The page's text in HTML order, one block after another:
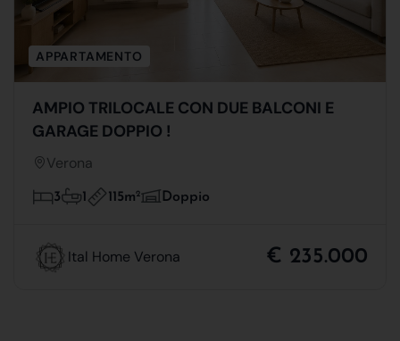
APPARTAMENTO
AMPIO TRILOCALE CON DUE BALCONI E
GARAGE DOPPIO !
Verona
3 1 115m2 Doppio
Ital Home Verona € 235.000